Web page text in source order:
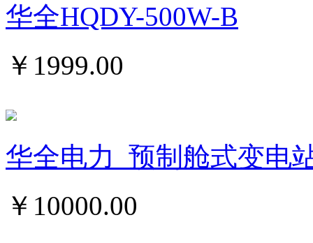
华全HQDY-500W-B
￥ 1999.00
华全电力_预制舱式变电
￥ 10000.00